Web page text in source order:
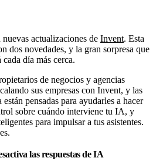
actualizaciones de Invent. Esta
dos novedades, y la gran sorpresa que
día más cerca.
de negocios y agencias
sus empresas con Invent, y las
están pensadas para ayudarles a hacer
sobre cuándo interviene tu IA, y
para impulsar a tus asistentes.
las respuestas de IA